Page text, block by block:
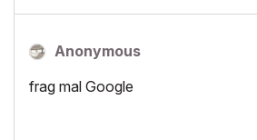
Anonymous
frag mal Google